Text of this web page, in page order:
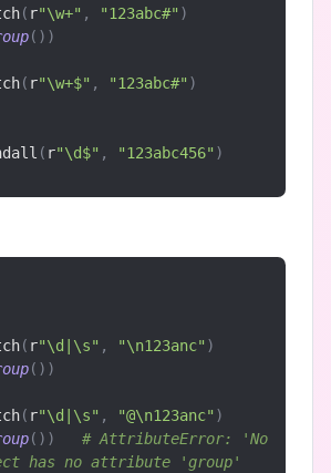
( r"\w+" , "123abc#" )
())
( r"\w+$" , "123abc#" )
( r"\d$" , "123abc456" )
( r"\d|\s" , "\n123anc" )
())
( r"\d|\s" , "@\n123anc" )
())
# AttributeError: 'No
has no attribute 'group'